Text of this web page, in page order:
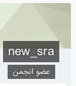
new_sra
عضو انجمن